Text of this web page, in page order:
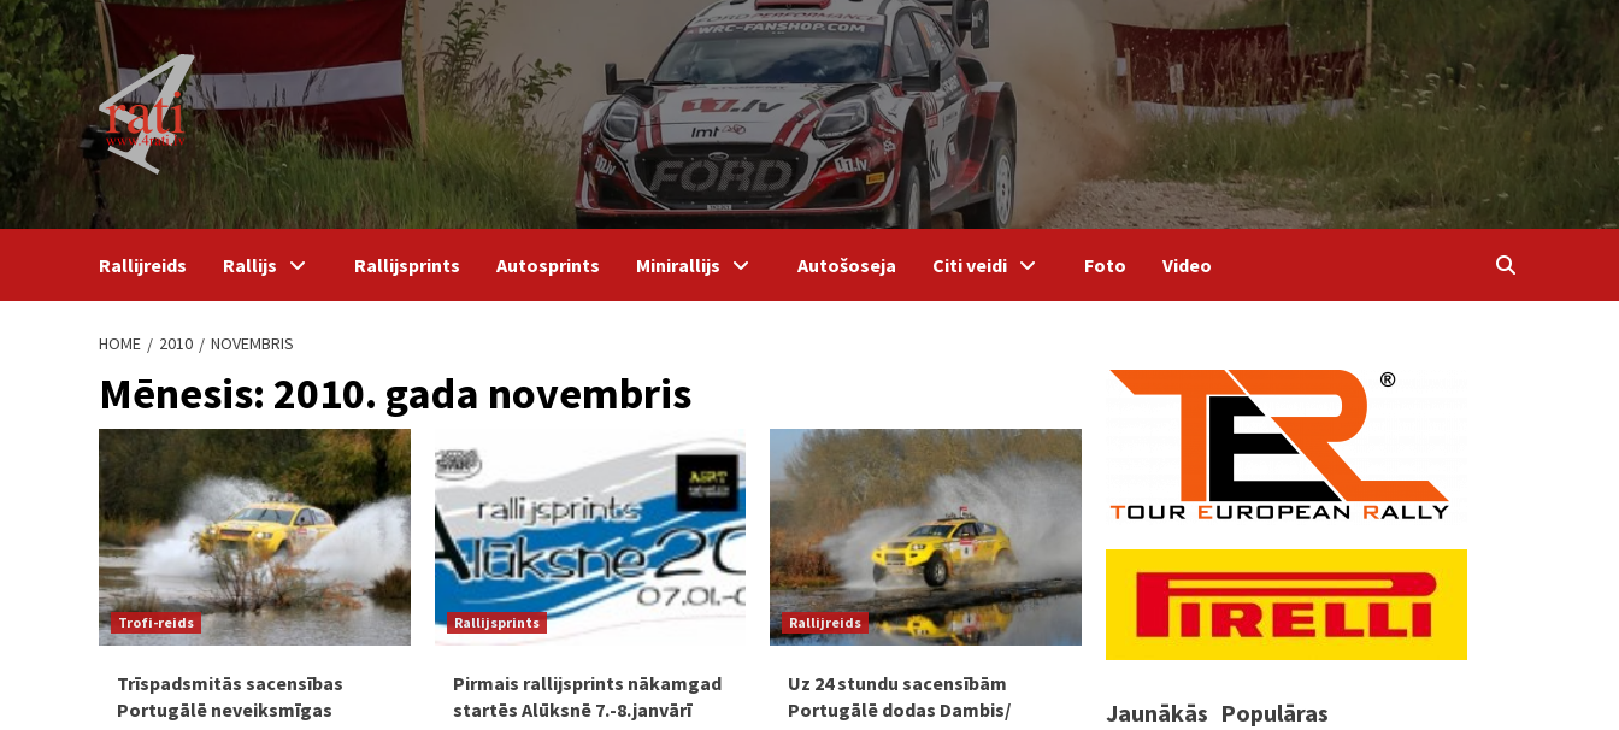
Skip
to
content
Rallijreids Rallijs Rallijsprints Autosprints Minirallijs Autošoseja Citi veidi Foto Video
HOME 2010 NOVEMBRIS
Mēnesis: 2010. gada novembris
Trofi-reids
Trīspadsmitās sacensības
Portugālē neveiksmīgas
Rallijsprints
Pirmais rallijsprints nākamgad
startēs Alūksnē 7.-8.janvārī
Rallijreids
Uz 24 stundu sacensībām
Portugālē dodas Dambis/
Jaunākās Populāras